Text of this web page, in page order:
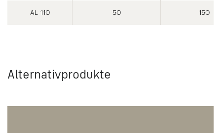
AL-110 50 150
Alternativprodukte